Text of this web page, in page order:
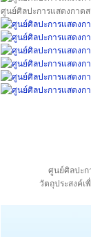
ศูนย์ศิลปะการแสดงกาด
ศูนย์ศิลปะก
วัตถุประสงค์เ